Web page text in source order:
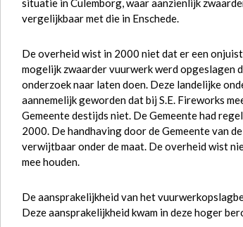
situatie in Culemborg, waar aanzienlijk
vergelijkbaar met die in Enschede.
De overheid wist in 2000 niet dat er een
mogelijk zwaarder vuurwerk werd opgeslagen
onderzoek naar laten doen. Deze landelijke
aannemelijk geworden dat bij S.E. Fireworks
Gemeente destijds niet. De Gemeente had
2000. De handhaving door de Gemeente van
verwijtbaar onder de maat. De overheid wist
mee houden.
De aansprakelijkheid van het
Deze aansprakelijkheid kwam in deze hoger